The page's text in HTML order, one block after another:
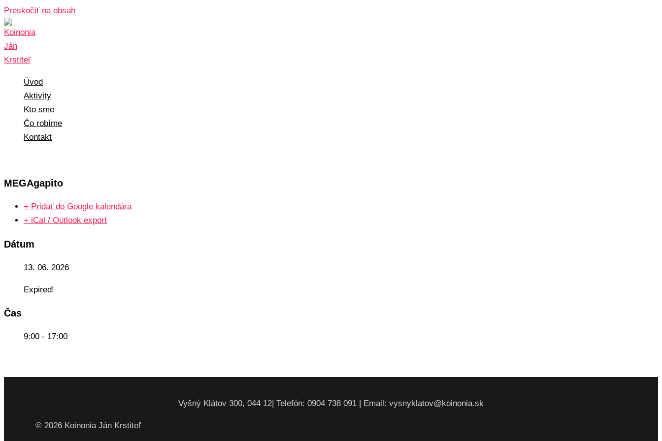
Preskočiť na obsah
Úvod
Aktivity
Kto sme
Čo robíme
Kontakt
MEGAgapito
+ Pridať do Google kalendára
+ iCal / Outlook export
Dátum
13. 06. 2026
Expired!
Čas
9:00 - 17:00
Vyšný Klátov 300, 044 12| Telefón: 0904 738 091 | Email: vysnyklatov@koinonia.sk
© 2026 Koinonia Ján Krstiteľ